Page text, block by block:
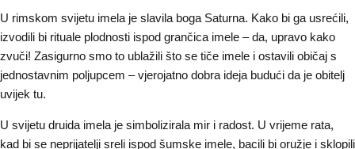
U rimskom svijetu imela je slavila boga Saturna. Kako bi ga usrećili,
izvodili bi rituale plodnosti ispod grančica imele – da, upravo kako
zvuči! Zasigurno smo to ublažili što se tiče imele i ostavili običaj s
jednostavnim poljupcem – vjerojatno dobra ideja budući da je obitelj
uvijek tu.
U svijetu druida imela je simbolizirala mir i radost. U vrijeme rata,
kad bi se neprijatelji sreli ispod šumske imele, bacili bi oružje i sklopili